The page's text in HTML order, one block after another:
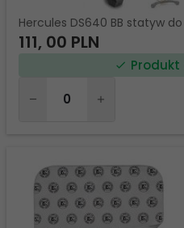
Hercules DS640 BB statyw
111, 00 PLN
dla